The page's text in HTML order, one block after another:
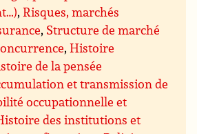
,Risques, marchés
, Structure de marché
,Histoire
de la pensée
et transmission de
occupationnelle et
des institutions et